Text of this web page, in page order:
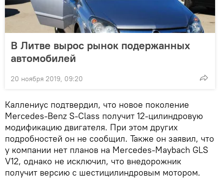
В Литве вырос рынок подержанных
автомобилей
20 ноября 2019, 09:20
Каллениус подтвердил, что новое поколение
Mercedes-Benz S-Class получит 12-цилиндровую
модификацию двигателя. При этом других
подробностей он не сообщил. Также он заявил, что
у компании нет планов на Mercedes-Maybach GLS
V12, однако не исключил, что внедорожник
получит версию с шестицилиндровым мотором.